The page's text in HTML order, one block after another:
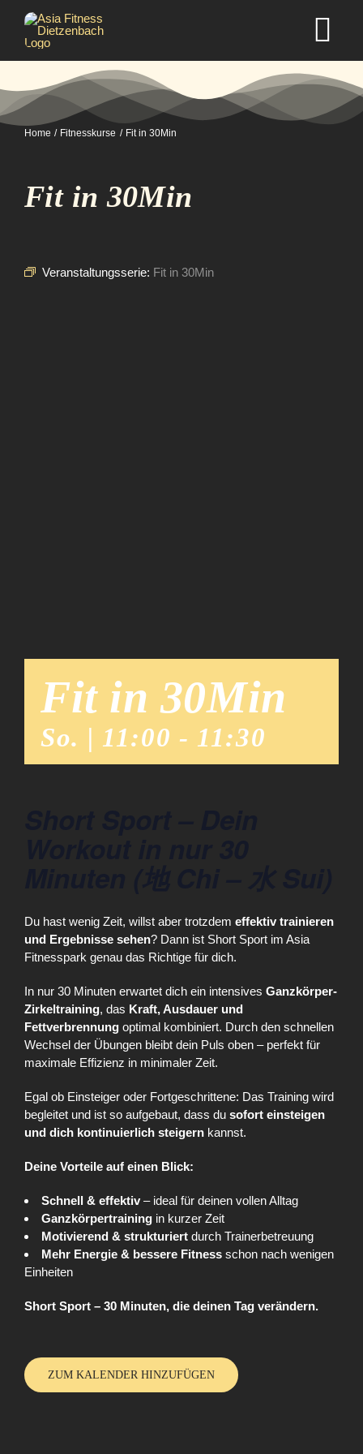
Inhalt
springen
Selbstverteidigung
Home Fitnesskurse Fit in 30Min
Fit in 30Min
Veranstaltungsserie: Fit in 30Min
Fit in 30Min
So. | 11:00 - 11:30
Du hast wenig Zeit, willst aber trotzdem effektiv trainieren
und Ergebnisse sehen? Dann ist Short Sport im Asia
Fitnesspark genau das Richtige für dich.
In nur 30 Minuten erwartet dich ein intensives Ganzkörper-
Zirkeltraining, das Kraft, Ausdauer und
Fettverbrennung optimal kombiniert. Durch den schnellen
Wechsel der Übungen bleibt dein Puls oben – perfekt für
maximale Effizienz in minimaler Zeit.
Egal ob Einsteiger oder Fortgeschrittene: Das Training wird
begleitet und ist so aufgebaut, dass du sofort einsteigen
und dich kontinuierlich steigern kannst.
Deine Vorteile auf einen Blick:
Schnell & effektiv – ideal für deinen vollen Alltag
Ganzkörpertraining in kurzer Zeit
Motivierend & strukturiert durch Trainerbetreuung
Mehr Energie & bessere Fitness schon nach wenigen
Einheiten
Short Sport – 30 Minuten, die deinen Tag verändern.
ZUM KALENDER HINZUFÜGEN